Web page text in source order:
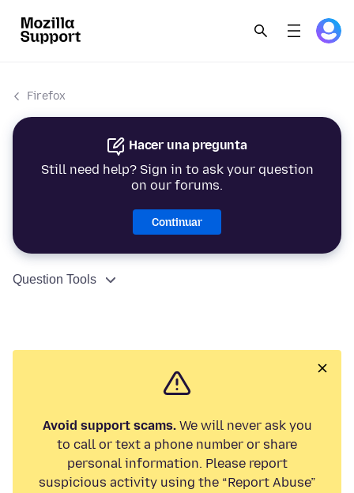
Firefox
Hacer una pregunta
Still need help? Sign in to ask your question
on our forums.
Continuar
Question Tools
Avoid support scams.We will never ask you
to call or text a phone number or share
personal information. Please report
suspicious activity using the “Report Abuse”